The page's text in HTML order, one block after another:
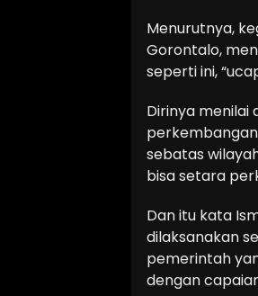
Menurutnya,
Gorontalo,
seperti ini,
Dirinya menilai
sebatas
bisa setara
Dan itu kata
dilaksanakan
pemerintah
dengan